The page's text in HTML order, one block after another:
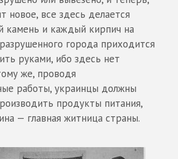
новое, все здесь делается
камень и каждый кирпич на
города приходится
руками, ибо здесь нет
же, проводя
работы, украинцы должны
продукты питания,
— главная житница страны.